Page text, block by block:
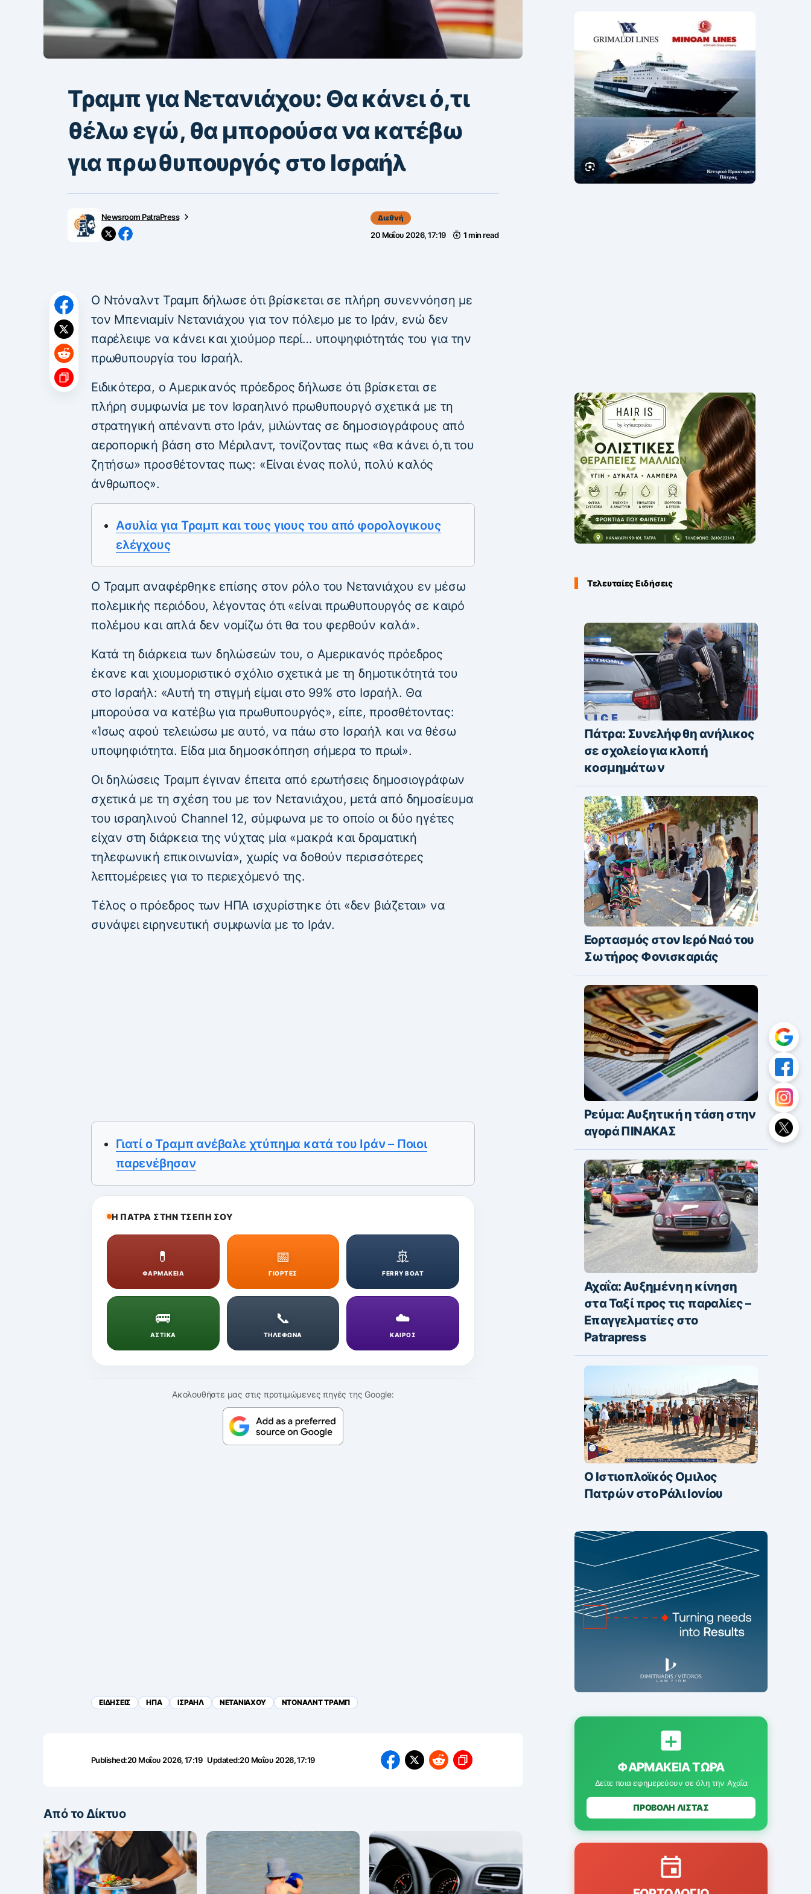
Τραμπ για Νετανιάχου: Θα κάνει ό,τι
θέλω εγώ, θα μπορούσα να κατέβω
για πρωθυπουργός στο Ισραήλ
Newsroom PatraPress Διεθνή
20 Μαΐου 2026, 17:19 1 min read
Ο Ντόναλντ Τραμπ δήλωσε ότι βρίσκεται σε πλήρη συνεννόηση με
τον Μπενιαμίν Νετανιάχου για τον πόλεμο με το Ιράν, ενώ δεν
παρέλειψε να κάνει και χιούμορ περί… υποψηφιότητάς του για την
πρωθυπουργία του Ισραήλ.
Ειδικότερα, ο Αμερικανός πρόεδρος δήλωσε ότι βρίσκεται σε
πλήρη συμφωνία με τον Ισραηλινό πρωθυπουργό σχετικά με τη
στρατηγική απέναντι στο Ιράν, μιλώντας σε δημοσιογράφους από
αεροπορική βάση στο Μέριλαντ, τονίζοντας πως «θα κάνει ό,τι του
ζητήσω» προσθέτοντας πως: «Είναι ένας πολύ, πολύ καλός
άνθρωπος».
Ασυλία για Τραμπ και τους γιους του από φορολογικους
ελέγχους
Ο Τραμπ αναφέρθηκε επίσης στον ρόλο του Νετανιάχου εν μέσω
πολεμικής περιόδου, λέγοντας ότι «είναι πρωθυπουργός σε καιρό
πολέμου και απλά δεν νομίζω ότι θα του φερθούν καλά».
Κατά τη διάρκεια των δηλώσεών του, ο Αμερικανός πρόεδρος
έκανε και χιουμοριστικό σχόλιο σχετικά με τη δημοτικότητά του
στο Ισραήλ: «Αυτή τη στιγμή είμαι στο 99% στο Ισραήλ. Θα
μπορούσα να κατέβω για πρωθυπουργός», είπε, προσθέτοντας:
«Ίσως αφού τελειώσω με αυτό, να πάω στο Ισραήλ και να θέσω
υποψηφιότητα. Είδα μια δημοσκόπηση σήμερα το πρωί».
Οι δηλώσεις Τραμπ έγιναν έπειτα από ερωτήσεις δημοσιογράφων
σχετικά με τη σχέση του με τον Νετανιάχου, μετά από δημοσίευμα
του ισραηλινού Channel 12, σύμφωνα με το οποίο οι δύο ηγέτες
είχαν στη διάρκεια της νύχτας μία «μακρά και δραματική
τηλεφωνική επικοινωνία», χωρίς να δοθούν περισσότερες
λεπτομέρειες για το περιεχόμενό της.
Τέλος ο πρόεδρος των ΗΠΑ ισχυρίστηκε ότι «δεν βιάζεται» να
συνάψει ειρηνευτική συμφωνία με το Ιράν.
Γιατί ο Τραμπ ανέβαλε χτύπημα κατά του Ιράν – Ποιοι
παρενέβησαν
Η ΠΑΤΡΑ ΣΤΗΝ ΤΣΕΠΗ ΣΟΥ
💊
ΦΑΡΜΑΚΕΙΑ
📅
ΓΙΟΡΤΕΣ
🚢
FERRY BOAT
🚌
ΑΣΤΙΚΑ
📞
ΤΗΛΕΦΩΝΑ
☁️
ΚΑΙΡΟΣ
Ακολουθήστε μας στις προτιμώμενες πηγές της Google:
ΕΙΔΗΣΕΙΣ ΗΠΑ ΙΣΡΑΗΛ ΝΕΤΑΝΙΑΧΟΥ ΝΤΟΝΑΛΝΤ ΤΡΑΜΠ
Published:20 Μαΐου 2026, 17:19 Updated:20 Μαΐου 2026, 17:19
Από το Δίκτυο
Τελευταίες Ειδήσεις
Πάτρα: Συνελήφθη ανήλικος
σε σχολείο για κλοπή
κοσμημάτων
Εορτασμός στον Ιερό Ναό του
Σωτήρος Φονισκαριάς
Ρεύμα: Αυξητική η τάση στην
αγορά ΠΙΝΑΚΑΣ
Αχαΐα: Αυξημένη η κίνηση
στα Ταξί προς τις παραλίες –
Επαγγελματίες στο
Patrapress
Ο Ιστιοπλοϊκός Ομιλος
Πατρών στο Ράλι Ιονίου
ΦΑΡΜΑΚΕΊΑ ΤΏΡΑ
Δείτε ποια εφημερεύουν σε όλη την Αχαΐα
ΠΡΟΒΟΛΗ ΛΙΣΤΑΣ